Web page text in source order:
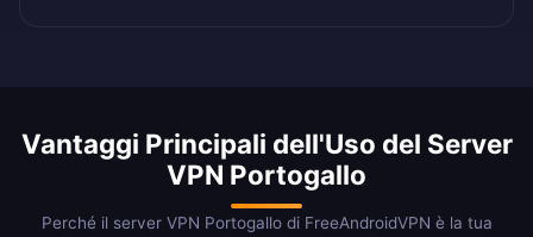
Vantaggi Principali dell'Uso del Server
VPN Portogallo
Perché il server VPN Portogallo di FreeAndroidVPN è la tua